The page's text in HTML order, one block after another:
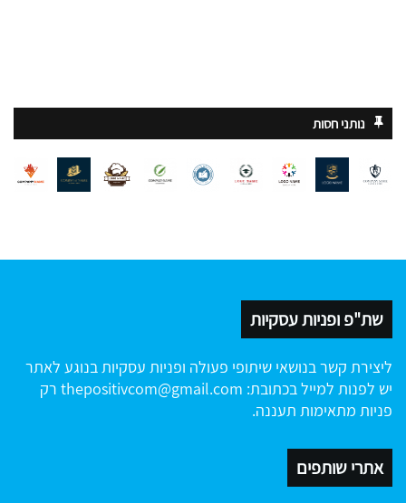
נותני חסות
שת"פ ופניות עסקיות
ליצירת קשר בנושאי שיתופי פעולה ופניות עסקיות בנוגע לאתר
יש לפנות למייל בכתובת: thepositivcom@gmail.com רק
פניות מתאימות תעננה.
אתרי שותפים